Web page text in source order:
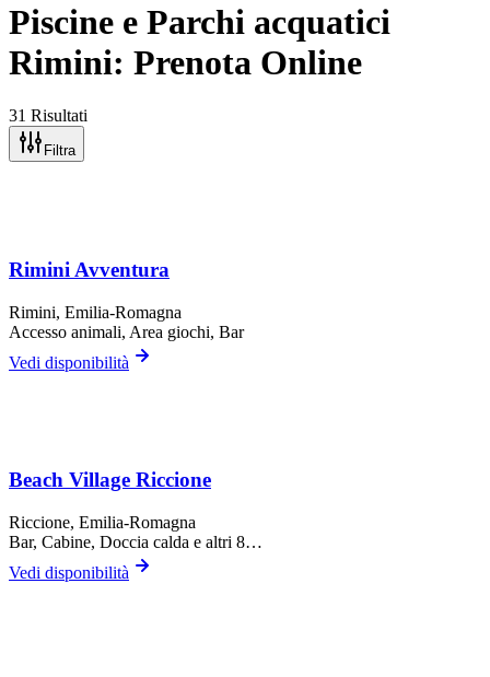
Piscine e Parchi acquatici
Rimini: Prenota Online
31 Risultati
Filtra
Rimini Avventura
Rimini, Emilia-Romagna
Accesso animali, Area giochi, Bar
Vedi disponibilità
Beach Village Riccione
Riccione, Emilia-Romagna
Bar, Cabine, Doccia calda e altri 8…
Vedi disponibilità